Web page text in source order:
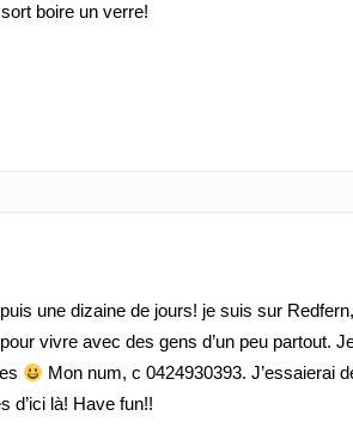
boire un verre!
une dizaine de jours! je suis sur
vivre avec des gens d’un peu partout.
Mon num, c 0424930393. J’essaierai
d’ici là! Have fun!!